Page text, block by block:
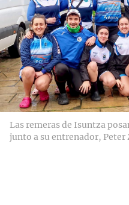
Las remeras de Isuntza
junto a su entrenador, Peter